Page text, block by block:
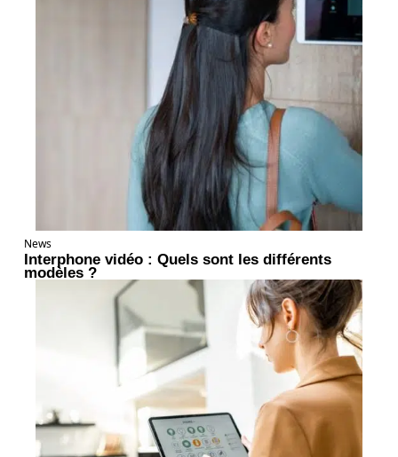
News
Interphone vidéo : Quels sont les différents
modèles ?